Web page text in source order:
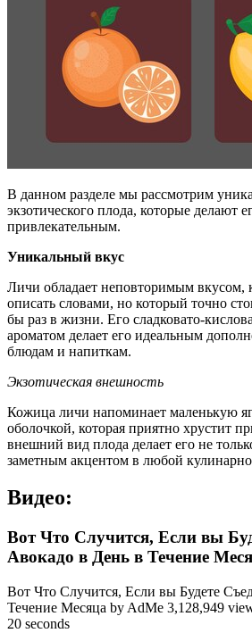
В данном разделе мы рассмотрим
экзотического плода, которые делают
привлекательным.
Уникальный вкус
Личи обладает неповторимым вкусом,
описать словами, но который точно
бы раз в жизни. Его сладковато-
ароматом делает его идеальным
блюдам и напиткам.
Экзотическая внешность
Кожица личи напоминает маленькую
оболочкой, которая приятно хрустит
внешний вид плода делает его не
заметным акцентом в любой
Видео:
Вот Что Случится, Если вы
Авокадо в День в Течение
Вот Что Случится, Если вы Будете
Течение Месяца by AdMe 3,128,949
20 seconds